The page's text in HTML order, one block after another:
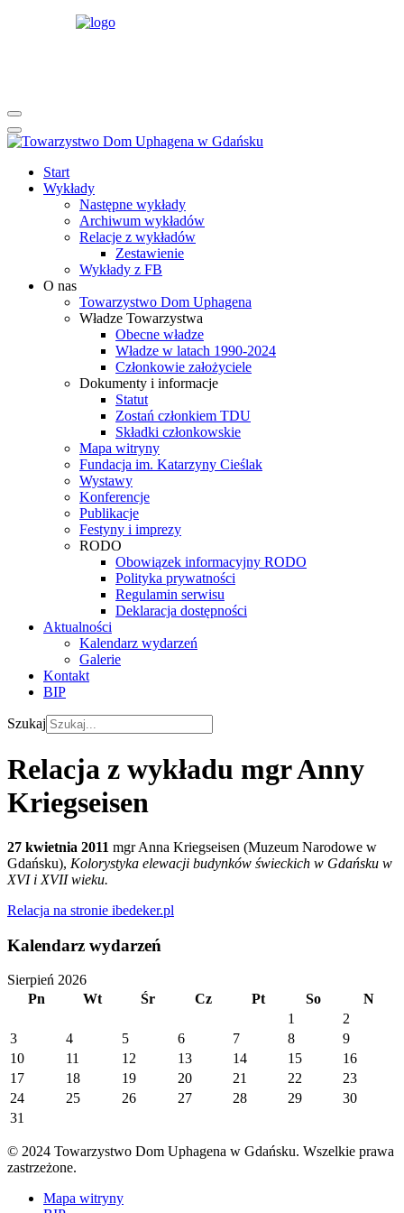
Start
Wykłady
Następne wykłady
Archiwum wykładów
Relacje z wykładów
Zestawienie
Wykłady z FB
O nas
Towarzystwo Dom Uphagena
Władze Towarzystwa
Obecne władze
Władze w latach 1990-2024
Członkowie założyciele
Dokumenty i informacje
Statut
Zostań członkiem TDU
Składki członkowskie
Mapa witryny
Fundacja im. Katarzyny Cieślak
Wystawy
Konferencje
Publikacje
Festyny i imprezy
RODO
Obowiązek informacyjny RODO
Polityka prywatności
Regulamin serwisu
Deklaracja dostępności
Aktualności
Kalendarz wydarzeń
Galerie
Kontakt
BIP
Szukaj
Relacja z wykładu mgr Anny
Kriegseisen
27 kwietnia 2011 mgr Anna Kriegseisen (Muzeum Narodowe w
Gdańsku), Kolorystyka elewacji budynków świeckich w Gdańsku w
XVI i XVII wieku.
Relacja na stronie ibedeker.pl
Kalendarz wydarzeń
Sierpień 2026
Pn
Wt Śr Cz Pt So
N
1
2
3
4 5 6 7 8
9
10
11 12 13 14 15
16
17
18 19 20 21 22
23
24
25 26 27 28 29
30
31
© 2024 Towarzystwo Dom Uphagena w Gdańsku. Wszelkie prawa
zastrzeżone.
Mapa witryny